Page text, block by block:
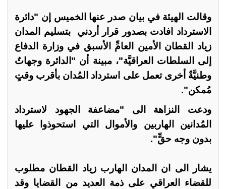
وقالت الهيئة في بيان صدر عنها الخميس إن "دائرة
الاسترداد افادت بصدور قرار أردني بتسليم المدان
زياد القطان الأمين العامِّ الأسبق في وزارة الدفاع
إلى السلطات العراقيَّة"، مبينة أن "الدائرة وجهاتٌ
وطنيَّةٌ أخرى تعمل على استرداد المُدان بأقرب وقتٍ
مُمكن".
ودعت النزاهة الى "مضاعفة الجهود لاسترداد
المُدانين الهاربين والأموال التي استحوذوا عليها
بدون وجه حقٍّ".
يشار الى ان المدان الهارب زياد القطان مطلوب
للقضاء العراقي على ذمة العديد من القضايا وقد